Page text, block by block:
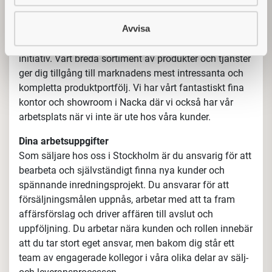
Avvisa
kollegor som har nära till skratt och trivs med
varandra. Du erbjuds en flexibel roll med stort eget
ansvar och mandat att kunna påverka och ta egna
initiativ. Vårt breda sortiment av produkter och tjänster
ger dig tillgång till marknadens mest intressanta och
kompletta produktportfölj. Vi har vårt fantastiskt fina
kontor och showroom i Nacka där vi också har vår
arbetsplats när vi inte är ute hos våra kunder.
Dina arbetsuppgifter
Som säljare hos oss i Stockholm är du ansvarig för att
bearbeta och självständigt finna nya kunder och
spännande inredningsprojekt. Du ansvarar för att
försäljningsmålen uppnås, arbetar med att ta fram
affärsförslag och driver affären till avslut och
uppföljning. Du arbetar nära kunden och rollen innebär
att du tar stort eget ansvar, men bakom dig står ett
team av engagerade kollegor i våra olika delar av sälj-